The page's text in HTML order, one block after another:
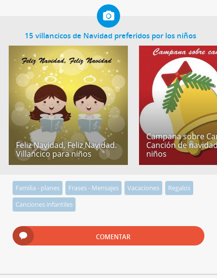
15 villancicos de Navidad preferidos por los niños
Feliz Navidad, Feliz Navidad.
Villancico para niños
Campana sobre
Canción de
niños
Familia - planes Frases - Mensajes Vacaciones
Regalos
Canciones infantiles
COMENTAR